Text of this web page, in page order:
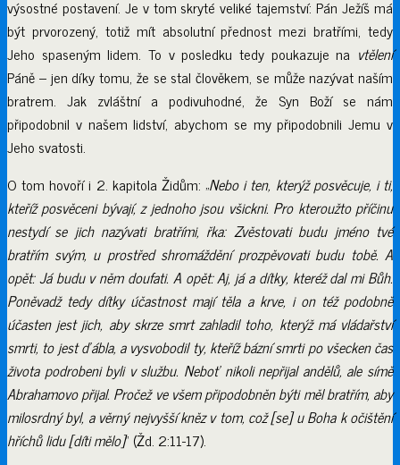
výsostné postavení. Je v tom skryté veliké tajemství: Pán Ježíš má
být prvorozený, totiž mít absolutní přednost mezi bratřími, tedy
Jeho spaseným lidem. To v posledku tedy poukazuje na vtělení
Páně – jen díky tomu, že se stal člověkem, se může nazývat naším
bratrem. Jak zvláštní a podivuhodné, že Syn Boží se nám
připodobnil v našem lidství, abychom se my připodobnili Jemu v
Jeho svatosti.
O tom hovoří i 2. kapitola Židům: „Nebo i ten, kterýž posvěcuje, i ti,
kteříž posvěceni bývají, z jednoho jsou všickni. Pro kteroužto příčinu
nestydí se jich nazývati bratřími, řka: Zvěstovati budu jméno tvé
bratřím svým, u prostřed shromáždění prozpěvovati budu tobě. A
opět: Já budu v něm doufati. A opět: Aj, já a dítky, kteréž dal mi Bůh.
Poněvadž tedy dítky účastnost mají těla a krve, i on též podobně
účasten jest jich, aby skrze smrt zahladil toho, kterýž má vládařství
smrti, to jest ďábla, a vysvobodil ty, kteříž bázní smrti po všecken čas
života podrobeni byli v službu. Neboť nikoli nepřijal andělů, ale símě
Abrahamovo přijal. Pročež ve všem připodobněn býti měl bratřím, aby
milosrdný byl, a věrný nejvyšší kněz v tom, což [se] u Boha k očištění
hříchů lidu [díti mělo]“ (Žd. 2:11-17).